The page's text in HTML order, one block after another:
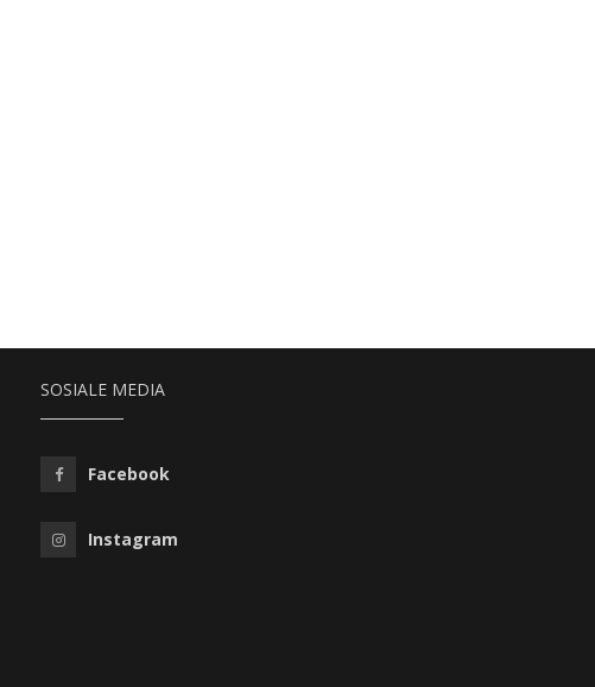
SOSIALE MEDIA
Facebook
Instagram